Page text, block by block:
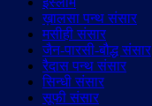
ख़ालसा पन्थ संसार
मसीही संसार
जैन-पारसी-बौद्ध संसार
रैदास पन्थ संसार
सिन्धी संसार
सूफी संसार